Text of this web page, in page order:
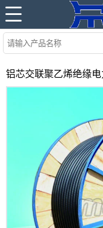
铝芯交联聚乙烯绝缘